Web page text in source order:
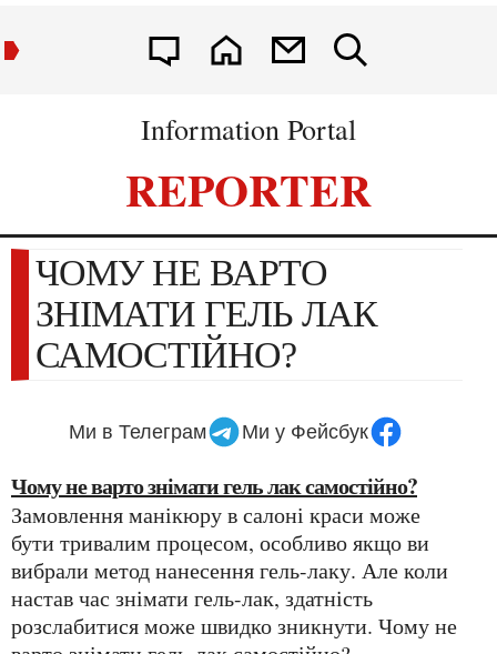
Information Portal
REPORTER
ЧОМУ НЕ ВАРТО
ЗНІМАТИ ГЕЛЬ ЛАК
САМОСТІЙНО?
Ми в Телеграм Ми у Фейсбук
Чому не варто знімати гель лак самостійно?
Замовлення манікюру в салоні краси може
бути тривалим процесом, особливо якщо ви
вибрали метод нанесення гель-лаку. Але коли
настав час знімати гель-лак, здатність
розслабитися може швидко зникнути. Чому не